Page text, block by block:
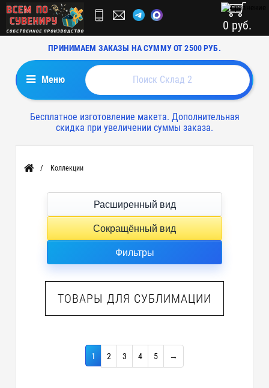
ПРИНИМАЕМ ЗАКАЗЫ НА СУММУ ОТ 2500 РУБ.
0 руб.
Меню
Бесплатное изготовление макета. Дополнительная
скидка при увеличении суммы заказа.
Главная Коллекции
Расширенный вид
Сокращённый вид
Фильтры
ТОВАРЫ ДЛЯ СУБЛИМАЦИИ
1 2 3 4 5 →